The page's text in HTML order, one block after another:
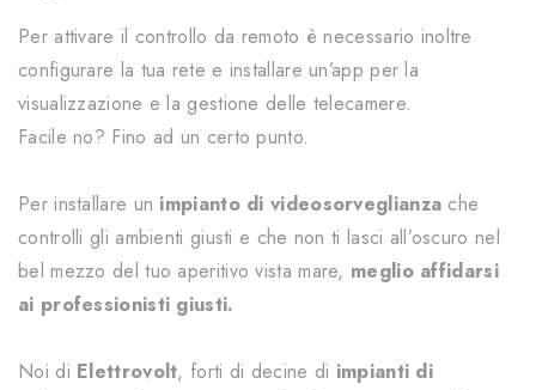
Per attivare il controllo da remoto è necessario inoltre
configurare la tua rete e installare un’app per la
visualizzazione e la gestione delle telecamere.
Facile no? Fino ad un certo punto.
Per installare un impianto di videosorveglianza che
controlli gli ambienti giusti e che non ti lasci all’oscuro nel
bel mezzo del tuo aperitivo vista mare, meglio affidarsi
ai professionisti giusti.
Noi di Elettrovolt, forti di decine di impianti di